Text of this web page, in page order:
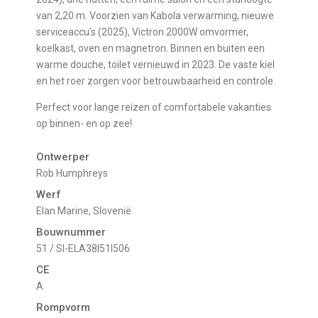
van 2,20 m. Voorzien van Kabola verwarming, nieuwe
serviceaccu’s (2025), Victron 2000W omvormer,
koelkast, oven en magnetron. Binnen en buiten een
warme douche, toilet vernieuwd in 2023. De vaste kiel
en het roer zorgen voor betrouwbaarheid en controle.
Perfect voor lange reizen of comfortabele vakanties
op binnen- en op zee!
Ontwerper
Rob Humphreys
Werf
Elan Marine, Slovenië
Bouwnummer
51 / SI-ELA38I51I506
CE
A
Rompvorm